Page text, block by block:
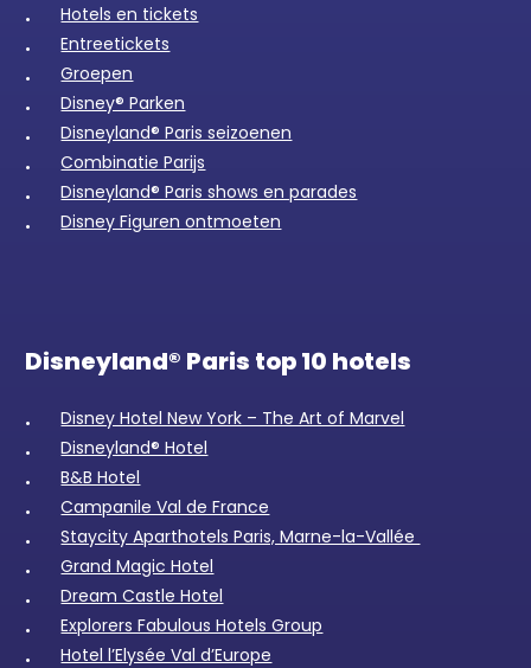
Hotels en tickets
Entreetickets
Groepen
Disney® Parken
Disneyland® Paris seizoenen
Combinatie Parijs
Disneyland® Paris shows en parades
Disney Figuren ontmoeten
Disneyland® Paris top 10 hotels
Disney Hotel New York – The Art of Marvel
Disneyland® Hotel
B&B Hotel
Campanile Val de France
Staycity Aparthotels Paris, Marne-la-Vallée
Grand Magic Hotel
Dream Castle Hotel
Explorers Fabulous Hotels Group
Hotel l’Elysée Val d’Europe